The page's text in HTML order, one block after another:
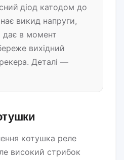
діод катодом до
викид напруги,
дає в момент
вихідний
Деталі —
котушка реле
високий стрибок